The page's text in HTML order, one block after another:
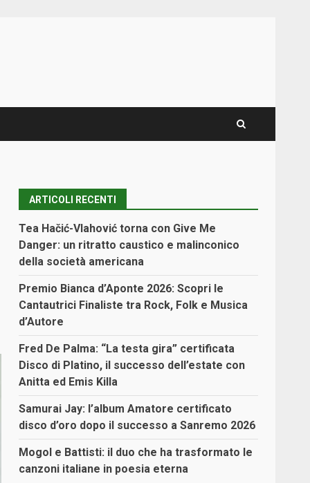
ARTICOLI RECENTI
Tea Hačić-Vlahović torna con Give Me
Danger: un ritratto caustico e malinconico
della società americana
Premio Bianca d’Aponte 2026: Scopri le
Cantautrici Finaliste tra Rock, Folk e Musica
d’Autore
Fred De Palma: “La testa gira” certificata
Disco di Platino, il successo dell’estate con
Anitta ed Emis Killa
Samurai Jay: l’album Amatore certificato
disco d’oro dopo il successo a Sanremo 2026
Mogol e Battisti: il duo che ha trasformato le
canzoni italiane in poesia eterna